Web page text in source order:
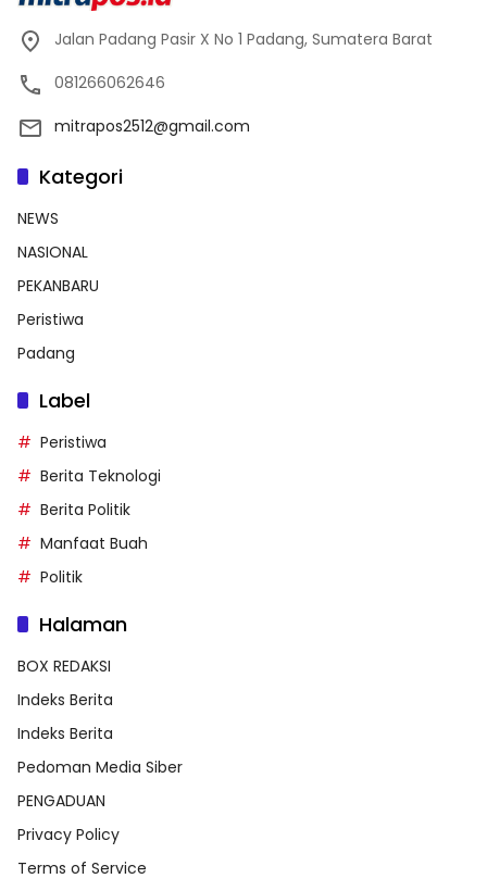
Jalan Padang Pasir X No 1 Padang, Sumatera Barat
081266062646
mitrapos2512@gmail.com
Kategori
NEWS
NASIONAL
PEKANBARU
Peristiwa
Padang
Label
Peristiwa
Berita Teknologi
Berita Politik
Manfaat Buah
Politik
Halaman
BOX REDAKSI
Indeks Berita
Indeks Berita
Pedoman Media Siber
PENGADUAN
Privacy Policy
Terms of Service